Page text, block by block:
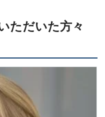
ただいた方々